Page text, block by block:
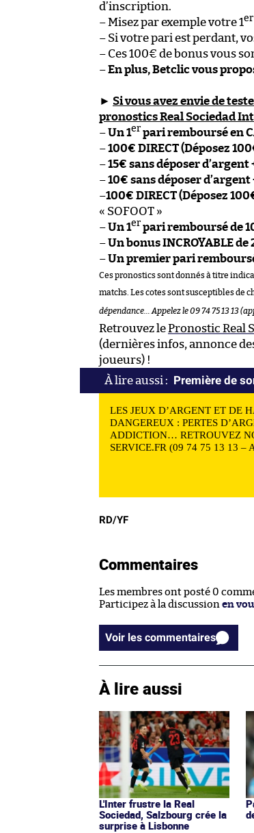
d’inscription.
– Misez par exemple votre 1er
– Si votre pari est perdant,
– Ces 100€ de bonus vous
–En plus, Betclic vous
► Si vous avez envie de
pronostics Real Sociedad
–Un 1er pari remboursé en
–100€ DIRECT (Déposez
–15€ sans déposer
–10€ sans déposer
–100€ DIRECT (Déposez
« SOFOOT »
–Un 1er pari remboursé de
–Un bonus INCROYABLE de
–Un premier pari
Ces pronostics sont donnés à titre
matchs. Les cotes sont susceptibles de
dépendance… Appelez le 09 74 75 13 13
Retrouvez lePronostic Real
(dernières infos, annonce
joueurs) !
Première de
LES JEUX D’ARGENT ET DE
DANGEREUX : PERTES
ADDICTION… RETROUVEZ
SERVICE.FR (09 74 75 13 13 –
RD/YF
Commentaires
Les membres ont posté 0
Participez à la discussion en
Voir les commentaires
À lire aussi
L'Inter frustre la Real
Sociedad, Salzbourg crée la
surprise à Lisbonne